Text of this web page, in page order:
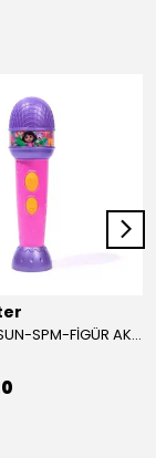
00009749 SUN-SPM-FİGÜR AKS. DORA MİKROFON YAĞMUR ORMANI RİTMİ (DORA) SESLİ